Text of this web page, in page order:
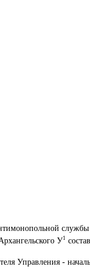
службы
У1
Управления -